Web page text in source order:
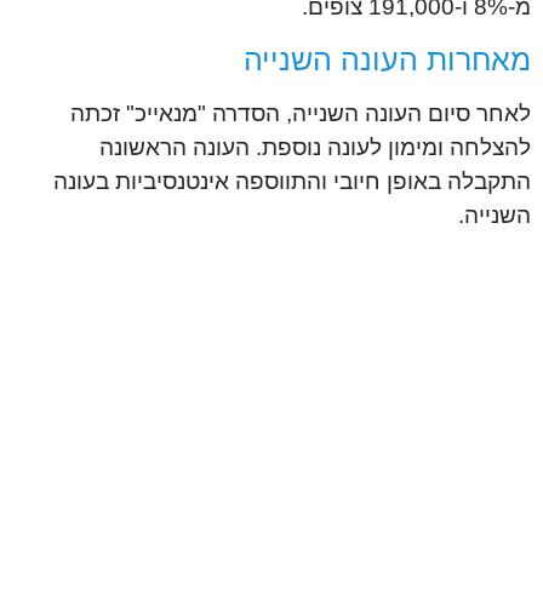
מ-8% ו-191,000 צופים.
מאחרות העונה השנייה
לאחר סיום העונה השנייה, הסדרה "מנאייכ" זכתה
להצלחה ומימון לעונה נוספת. העונה הראשונה
התקבלה באופן חיובי והתווספה אינטנסיביות בעונה
השנייה.